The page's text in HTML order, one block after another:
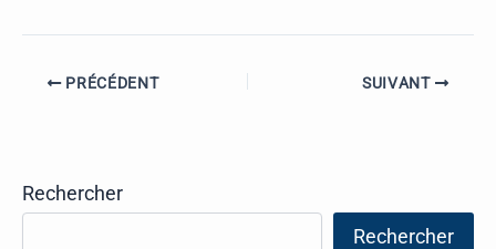
PRÉCÉDENT SUIVANT
Rechercher
Rechercher